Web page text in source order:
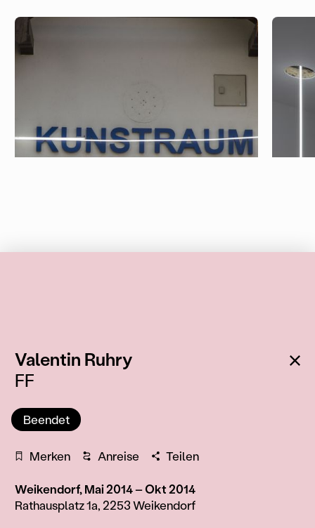
Valentin Ruhry:
FF
Beendet
Merken Anreise Teilen
Weikendorf, Mai 2014 – Okt 2014
Rathausplatz 1a, 2253 Weikendorf